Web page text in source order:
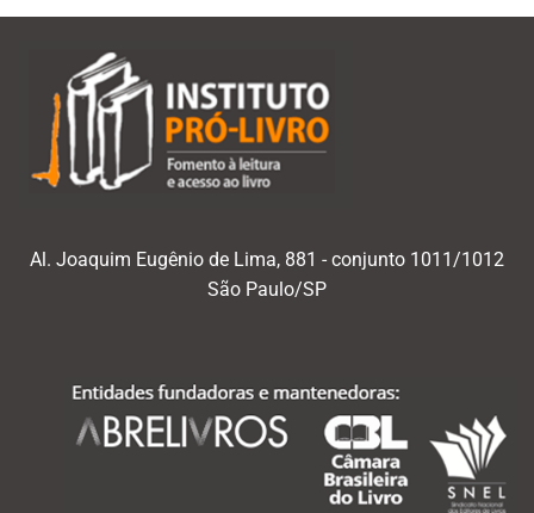
Al. Joaquim Eugênio de Lima, 881 - conjunto 1011/1012
São Paulo/SP